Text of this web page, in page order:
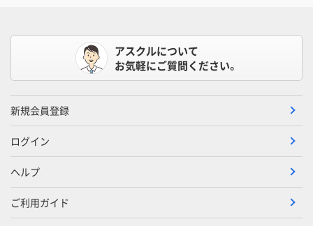
アスクルについて
お気軽にご質問ください。
新規会員登録
ログイン
ヘルプ
ご利用ガイド